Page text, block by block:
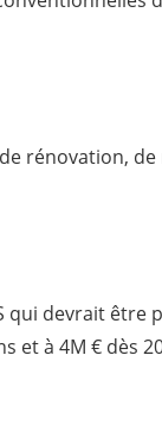
rénovation,
qui devrait être
et à 4M € dès